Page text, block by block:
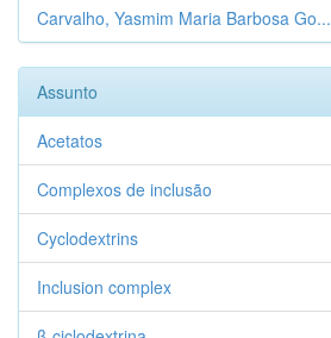
Carvalho, Yasmim Maria Barbosa Go...
Assunto
Acetatos
Complexos de inclusão
Cyclodextrins
Inclusion complex